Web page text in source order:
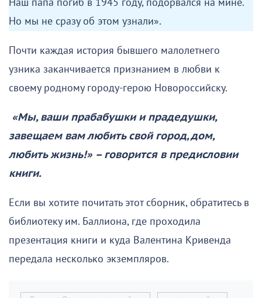
«Мне было пять лет, когда мы оказались с мамой,
младшей сестренкой, бабушкой и маминым
братом-подростком в фашистском лагере под
Если ребенок плакал, то его кидали в глубокую яму,
откуда уже нельзя было выбраться живым. Это все
происходило на глазах у матерей, которые
кидались тут же за своими детьми и погибали.
Моя мама знала немецкий язык, но тщательно это
скрывала. Однажды она услышала, что у маленьких
детей фашисты будут брать кровь. Тогда мама, а она
была врачом, что тоже скрывала, решила сделать
инфекция!». Фашисты знали это слово, и наш барак